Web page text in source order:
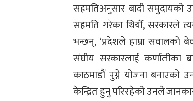
सहमतिअनुसार बादी समुदायको
सहमति गरेका थियौँ, सरकारले
भन्छन्, ‘प्रदेशले हाम्रा सवालको
संघीय सरकारलाई
काठमाडौं पुग्ने योजना बनाएको
केन्द्रित हुनु परिरहेको उनले